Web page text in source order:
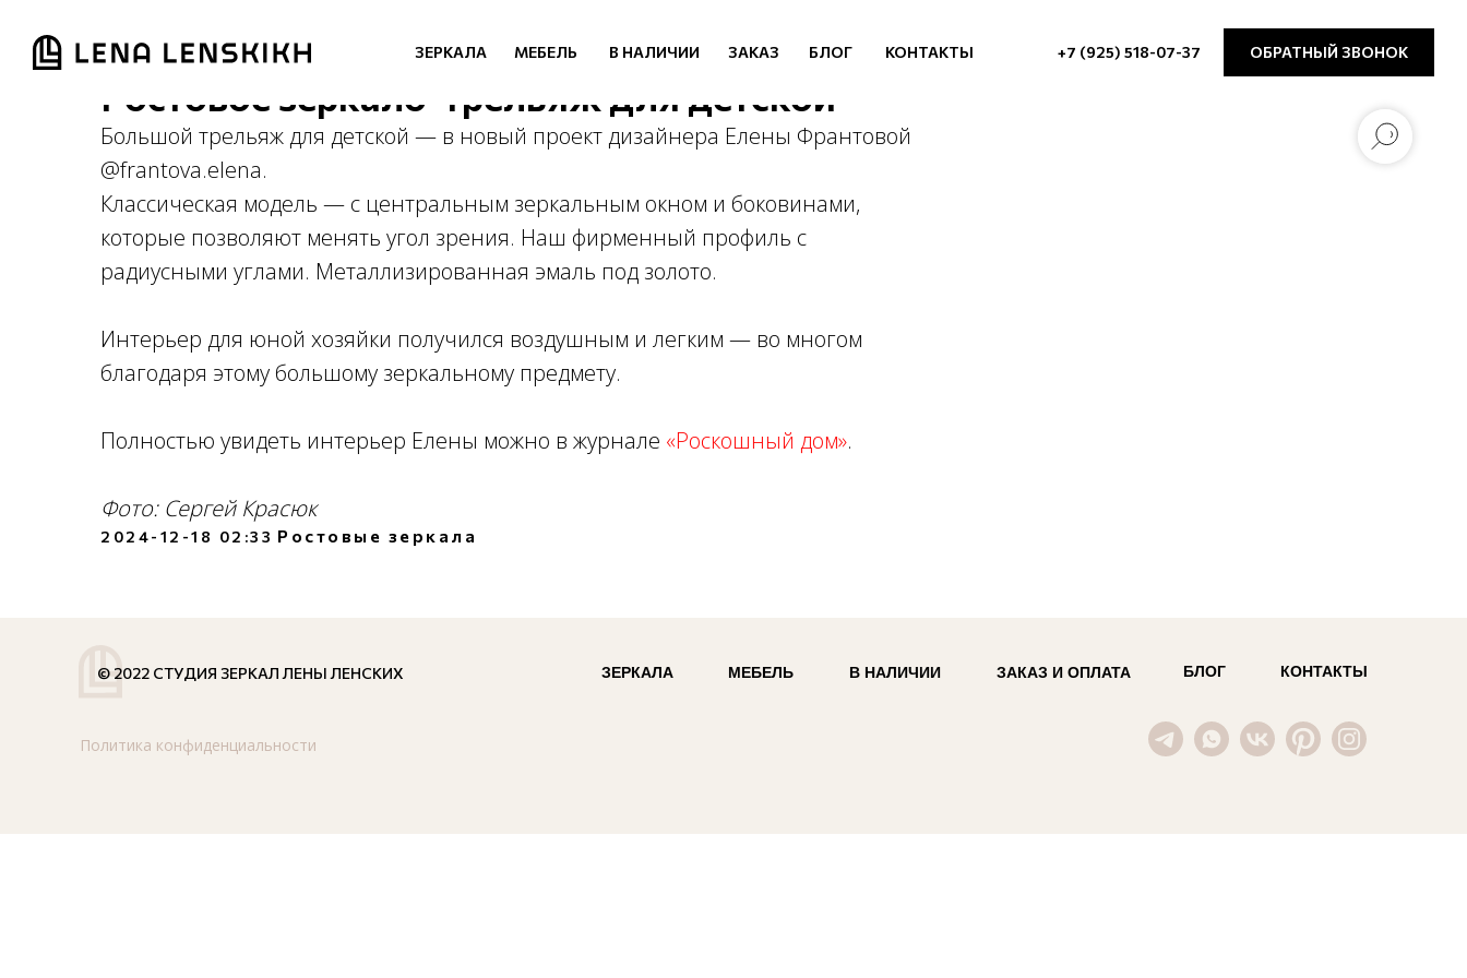
ОБРАТНЫЙ ЗВОНОК
+7 (925) 518-07-37
ЗЕРКАЛА МЕБЕЛЬ В НАЛИЧИИ БЛОГ КОНТАКТЫ
ЗАКАЗ
Ростовое зеркало-трельяж для детской
Большой трельяж для детской — в новый проект дизайнера Елены Франтовой
@frantova.elena.
Классическая модель — с центральным зеркальным окном и боковинами,
которые позволяют менять угол зрения. Наш фирменный профиль с
радиусными углами. Металлизированная эмаль под золото.
Интерьер для юной хозяйки получился воздушным и легким — во многом
благодаря этому большому зеркальному предмету.
Полностью увидеть интерьер Елены можно в журнале «Роскошный дом».
Фото: Сергей Красюк
2024-12-18 02:33 Ростовые зеркала
© 2022 СТУДИЯ ЗЕРКАЛ ЛЕНЫ ЛЕНСКИХ
Политика конфиденциальности
ЗЕРКАЛА В НАЛИЧИИ
МЕБЕЛЬ БЛОГ КОНТАКТЫ
ЗАКАЗ И ОПЛАТА